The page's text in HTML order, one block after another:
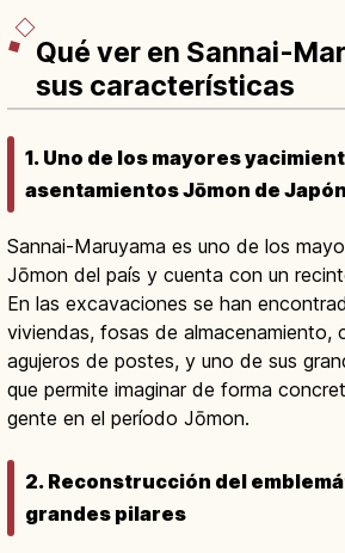
Qué ver en Sannai-
sus características
1. Uno de los mayores
asentamientos Jōmon de Japón
Sannai-Maruyama es uno de los
Jōmon del país y cuenta con un
En las excavaciones se han
viviendas, fosas de almacenamiento,
agujeros de postes, y uno de sus
que permite imaginar de forma
gente en el período Jōmon.
2. Reconstrucción del
grandes pilares